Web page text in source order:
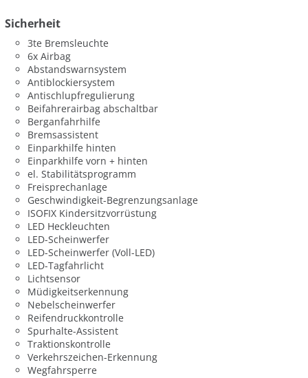
Sicherheit
3te Bremsleuchte
6x Airbag
Abstandswarnsystem
Antiblockiersystem
Antischlupfregulierung
Beifahrerairbag abschaltbar
Berganfahrhilfe
Bremsassistent
Einparkhilfe hinten
Einparkhilfe vorn + hinten
el. Stabilitätsprogramm
Freisprechanlage
Geschwindigkeit-Begrenzungsanlage
ISOFIX Kindersitzvorrüstung
LED Heckleuchten
LED-Scheinwerfer
LED-Scheinwerfer (Voll-LED)
LED-Tagfahrlicht
Lichtsensor
Müdigkeitserkennung
Nebelscheinwerfer
Reifendruckkontrolle
Spurhalte-Assistent
Traktionskontrolle
Verkehrszeichen-Erkennung
Wegfahrsperre